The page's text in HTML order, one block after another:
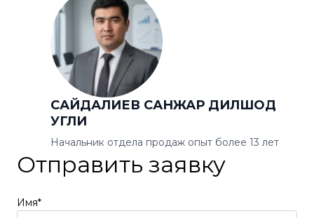
САЙДАЛИЕВ САНЖАР ДИЛШОД
УГЛИ
Начальник отдела продаж опыт более 13 лет
Отправить заявку
Имя*